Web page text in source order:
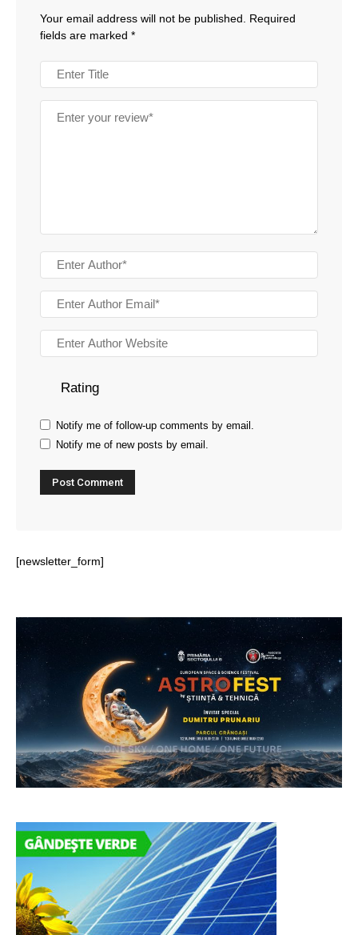
Your email address will not be published.
Required
fields are marked *
Rating
Notify me of follow-up comments by email.
Notify me of new posts by email.
[newsletter_form]